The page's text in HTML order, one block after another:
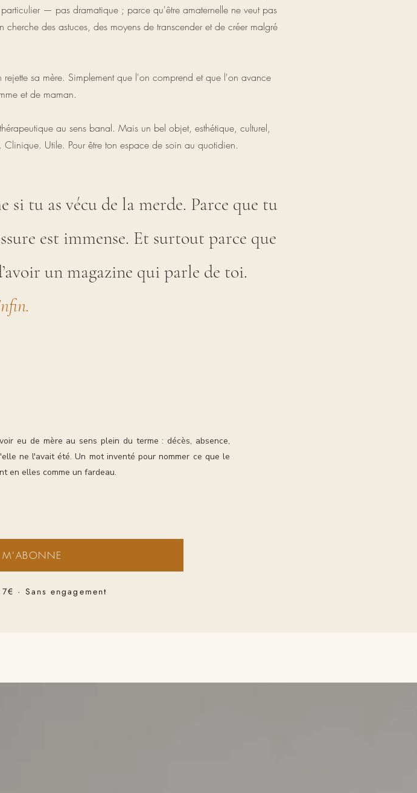
— pas dramatique ; parce qu'être amaternelle ne veut pas
des astuces, des moyens de transcender et de créer malgré
sa mère. Simplement que l'on comprend et que l'on avance
et de maman.
au sens banal. Mais un bel objet, esthétique, culturel,
Utile. Pour être ton espace de soin au quotidien.
si tu as vécu de la merde. Parce que tu
est immense. Et surtout parce que
un magazine qui parle de toi.
eu de mère au sens plein du terme : décès, absence,
ne l'avait été. Un mot inventé pour nommer ce que le
en elles comme un fardeau.
M'ABONNE
· Sans engagement